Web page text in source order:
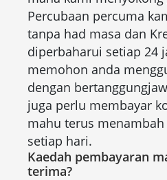
Percubaan percuma
tanpa had masa dan
diperbaharui setiap 24
memohon anda
dengan
juga perlu membayar
mahu terus
setiap hari.
Kaedah pembayaran
terima?